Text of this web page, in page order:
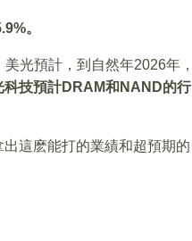
。
光預計，到自然年2026年，
科技預計DRAM和NAND的行
這麽能打的業績和超預期的